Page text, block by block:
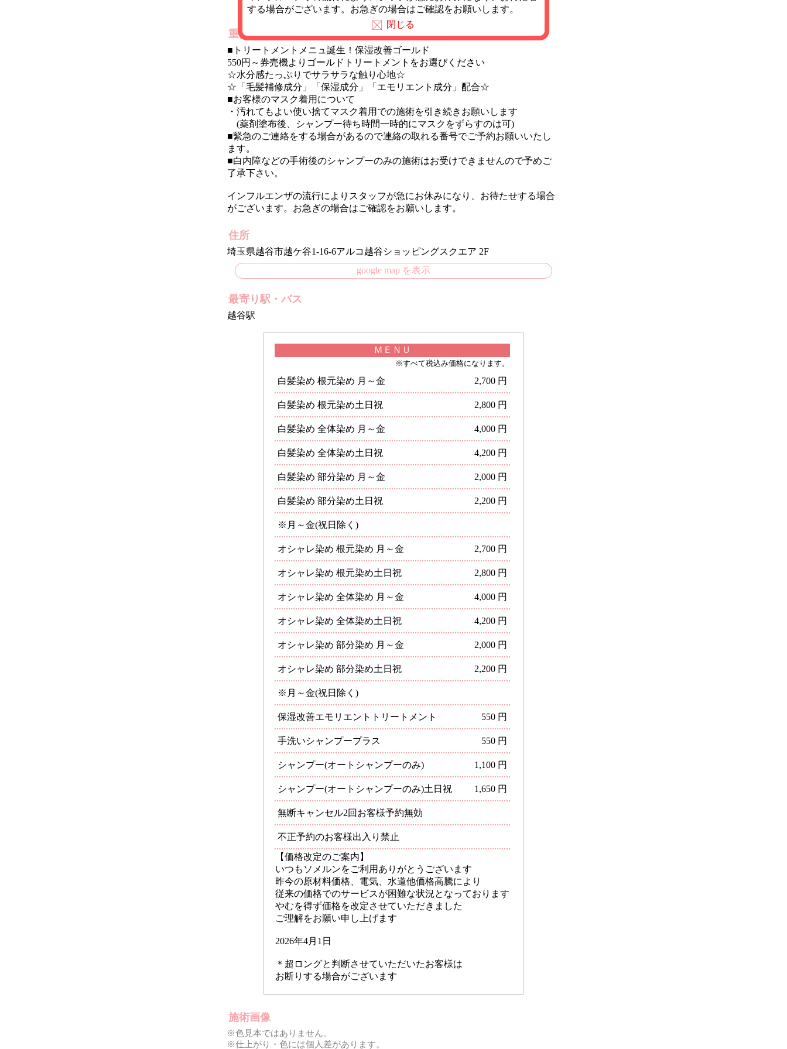
する場合がございます。お急ぎの場合はご確認をお願いします。
閉じる
重要なお知らせ
■トリートメントメニュ誕生！保湿改善ゴールド
550円～券売機よりゴールドトリートメントをお選びください
☆水分感たっぷりでサラサラな触り心地☆
☆「毛髪補修成分」「保湿成分」「エモリエント成分」配合☆
■お客様のマスク着用について
・汚れてもよい使い捨てマスク着用での施術を引き続きお願いします
(薬剤塗布後、シャンプー待ち時間一時的にマスクをずらすのは可)
■緊急のご連絡をする場合があるので連絡の取れる番号でご予約お願いいたし
ます。
■白内障などの手術後のシャンプーのみの施術はお受けできませんので予めご
了承下さい。
インフルエンザの流行によりスタッフが急にお休みになり、お待たせする場合
がございます。お急ぎの場合はご確認をお願いします。
住所
埼玉県越谷市越ケ谷1-16-6アルコ越谷ショッピングスクエア 2F
google map を表示
最寄り駅・バス
越谷駅
ＭＥＮＵ
※すべて税込み価格になります。
白髪染め 根元染め 月～金 2,700 円
白髪染め 根元染め土日祝 2,800 円
白髪染め 全体染め 月～金 4,000 円
白髪染め 全体染め土日祝 4,200 円
白髪染め 部分染め 月～金 2,000 円
白髪染め 部分染め土日祝 2,200 円
※月～金(祝日除く)
オシャレ染め 根元染め 月～金 2,700 円
オシャレ染め 根元染め土日祝 2,800 円
オシャレ染め 全体染め 月～金 4,000 円
オシャレ染め 全体染め土日祝 4,200 円
オシャレ染め 部分染め 月～金 2,000 円
オシャレ染め 部分染め土日祝 2,200 円
※月～金(祝日除く)
保湿改善エモリエントトリートメント 550 円
手洗いシャンプープラス 550 円
シャンプー(オートシャンプーのみ) 1,100 円
シャンプー(オートシャンプーのみ)土日祝 1,650 円
無断キャンセル2回お客様予約無効
不正予約のお客様出入り禁止
【価格改定のご案内】
いつもソメルンをご利用ありがとうございます
昨今の原材料価格、電気、水道他価格高騰により
従来の価格でのサービスが困難な状況となっております
やむを得ず価格を改定させていただきました
ご理解をお願い申し上げます
2026年4月1日
＊超ロングと判断させていただいたお客様は
お断りする場合がございます
施術画像
※色見本ではありません。
※仕上がり・色には個人差があります。